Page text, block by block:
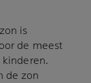
is
de meest
de zon